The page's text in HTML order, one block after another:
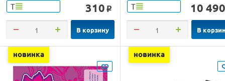
Т 310 o
В корзину
Т 10 490
В
новинка новинка